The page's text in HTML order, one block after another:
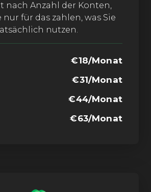
nach Anzahl der Konten,
nur für das zahlen, was Sie
nutzen.
€18/Monat
€31/Monat
€44/Monat
€63/Monat